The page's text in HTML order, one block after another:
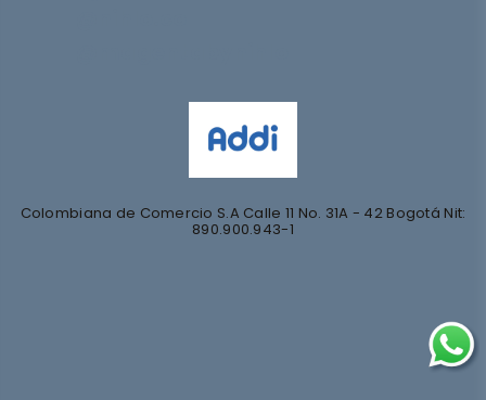
Colombiana de Comercio S.A Calle 11 No. 31A - 42 Bogotá Nit:
890.900.943-1